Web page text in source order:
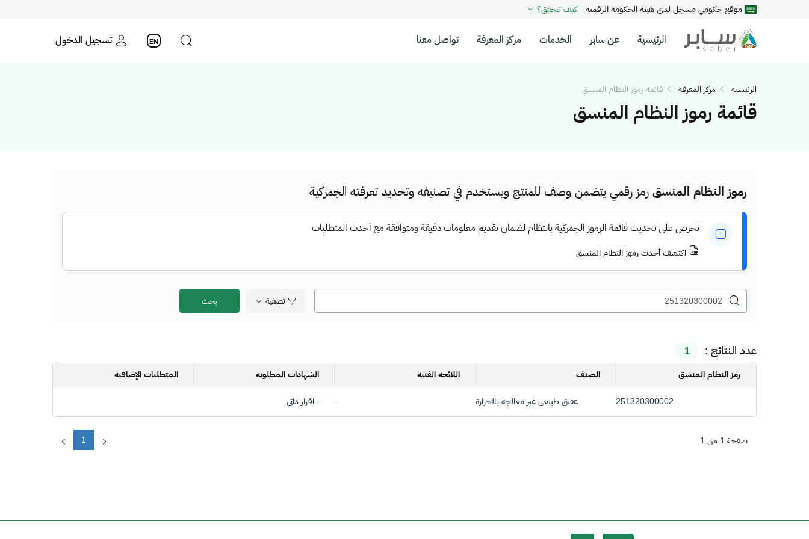
موقع حكومي مسجل لدى هيئة الحكومة الرقمية كيف تتحقق؟
الرئيسية عن سابر الخدمات مركز المعرفة تواصل معنا تسجيل الدخول EN
الرئيسية مركز المعرفة قائمة رموز النظام المنسق
قائمة رموز النظام المنسق
رموز النظام المنسق رمز رقمي يتضمن وصف للمنتج ويستخدم في تصنيفه وتحديد تعرفته الجمركية
نحرص على تحديث قائمة الرموز الجمركية بانتظام لضمان تقديم معلومات دقيقة ومتوافقة مع أحدث المتطلبات
اكتشف أحدث رموز النظام المنسق
تصفية
عدد النتائج : 1
رمز النظام المنسق الصنف اللائحة الفنية الشهادات المطلوبة المتطلبات الإضافية
251320300002 عقيق طبيعي غير معالجة بالحرارة - - اقرار ذاتي
1 صفحة 1 من 1